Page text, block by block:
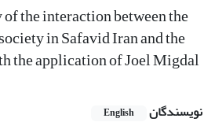
the interaction between the
in Safavid Iran and the
the application of Joel Migdal
نویسندگان English